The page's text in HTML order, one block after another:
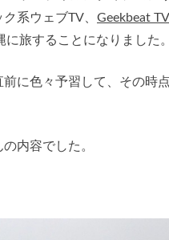
系ウェブTV、 Geekbeat TV
旅することになりました。
に色々予習して、その時
内容でした。